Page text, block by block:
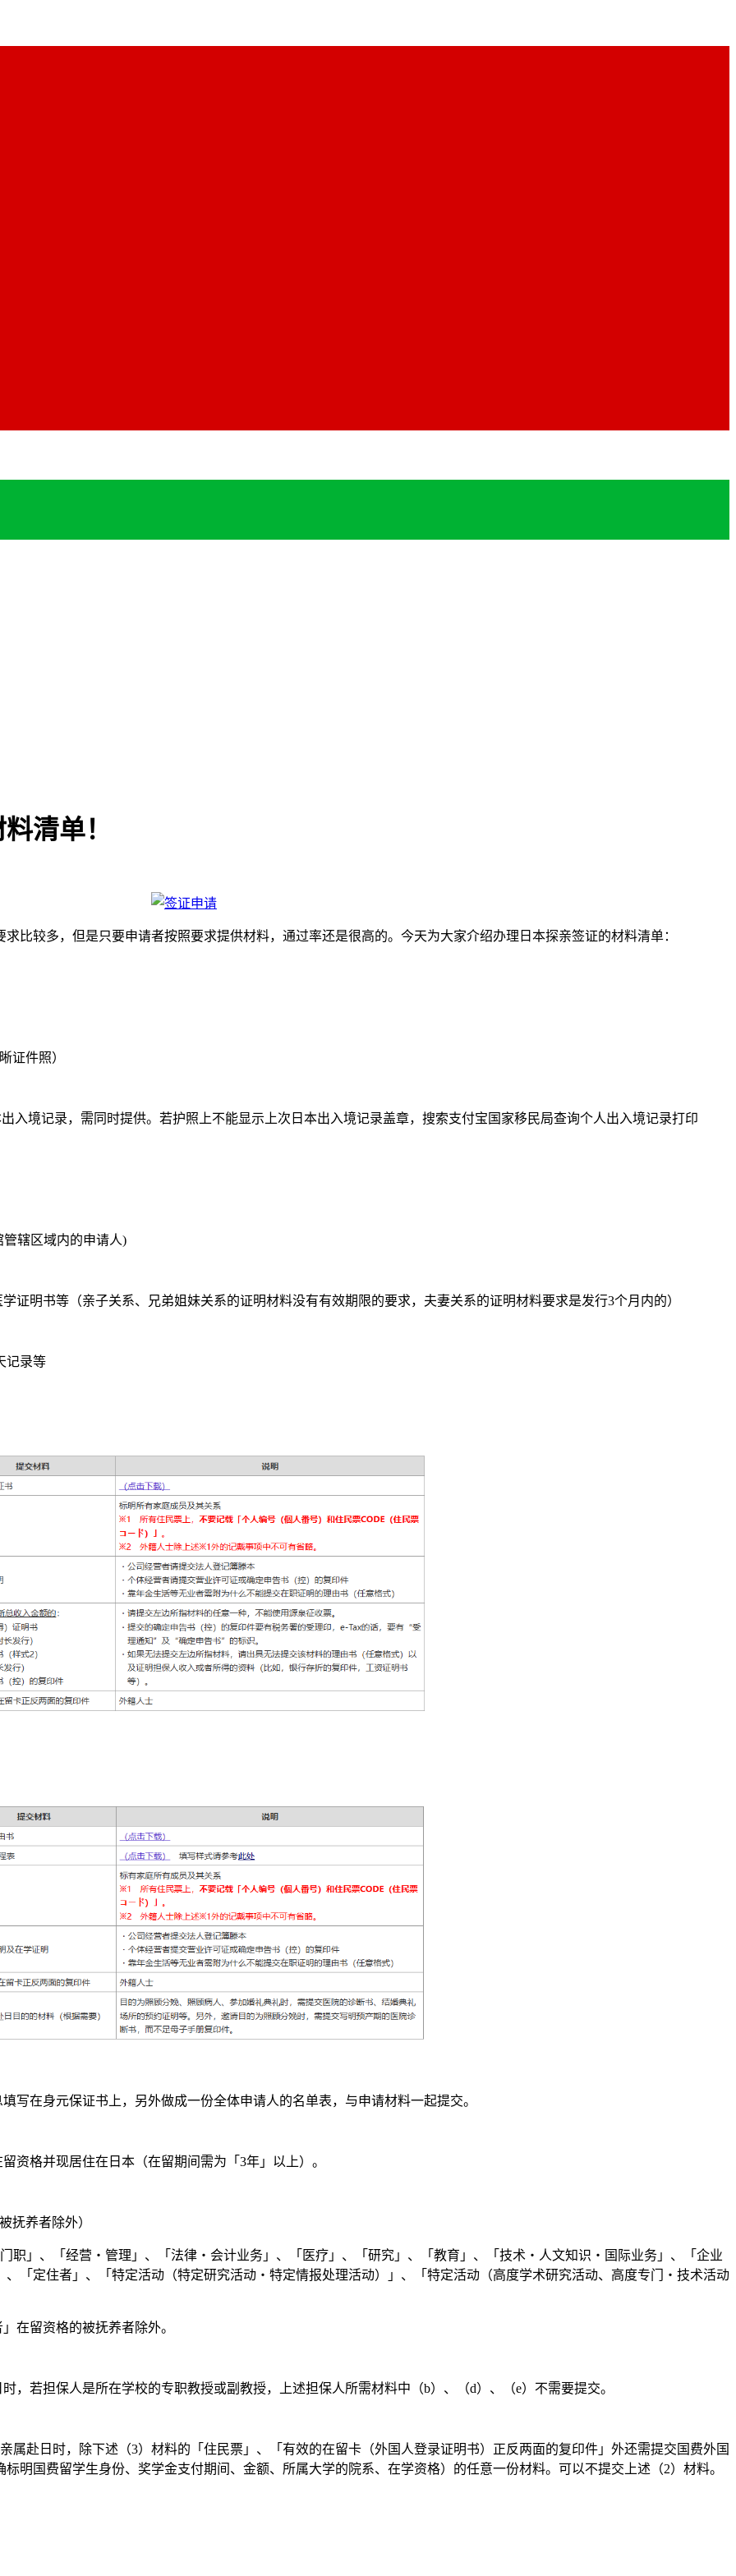
清单！
比较多，但是只要申请者按照要求提供材料，通过率还是很高的。今天为大家介绍办理日本探亲签证的材料清单：
证件照）
境记录，需同时提供。若护照上不能显示上次日本出入境记录盖章，搜索支付宝国家移民局查询个人出入境记录打印
辖区域内的申请人)
书等（亲子关系、兄弟姐妹关系的证明材料没有有效期限的要求，夫妻关系的证明材料要求是发行3个月内的）
记录等
在身元保证书上，另外做成一份全体申请人的名单表，与申请材料一起提交。
格并现居住在日本（在留期间需为「3年」以上）。
养者除外）
、「经营・管理」、「法律・会计业务」、「医疗」、「研究」、「教育」、「技术・人文知识・国际业务」、「企业
「定住者」、「特定活动（特定研究活动・特定情报处理活动）」、「特定活动（高度学术研究活动、高度专门・技术活动
留资格的被抚养者除外。
担保人是所在学校的专职教授或副教授，上述担保人所需材料中（b）、（d）、（e）不需要提交。
日时，除下述（3）材料的「住民票」、「有效的在留卡（外国人登录证明书）正反两面的复印件」外还需提交国费外国
明国费留学生身份、奖学金支付期间、金额、所属大学的院系、在学资格）的任意一份材料。可以不提交上述（2）材料。